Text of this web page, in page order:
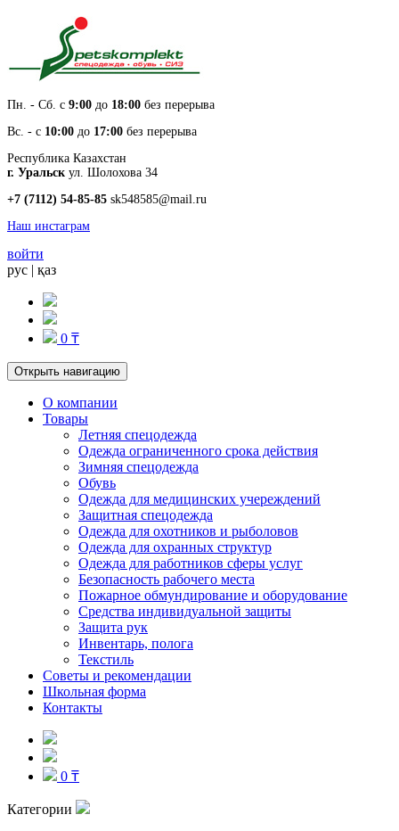
Пн. - Cб. с 9:00 до 18:00 без перерыва
Вс. - с 10:00 до 17:00 без перерыва
Республика Казахстан
г. Уральск ул. Шолохова 34
+7 (7112) 54-85-85 sk548585@mail.ru
Наш инстаграм
войти
рус | қаз
0 ₸
Открыть навигацию
О компании
Товары
Летняя спецодежда
Одежда ограниченного срока действия
Зимняя спецодежда
Обувь
Одежда для медицинских учереждений
Защитная спецодежда
Одежда для охотников и рыболовов
Одежда для охранных структур
Одежда для работников сферы услуг
Безопасность рабочего места
Пожарное обмундирование и оборудование
Средства индивидуальной защиты
Защита рук
Инвентарь, полога
Текстиль
Советы и рекомендации
Школьная форма
Контакты
0 ₸
Категории